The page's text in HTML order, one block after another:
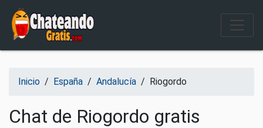
Salir del contenido
Inicio / España / Andalucía / Riogordo
Chat de Riogordo gratis